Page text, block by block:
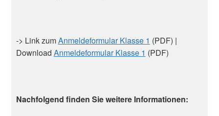
-> Link zumAnmeldeformular Klasse 1 (PDF) |
Download Anmeldeformular Klasse 1 (PDF)
Nachfolgend finden Sie weitere Informationen: